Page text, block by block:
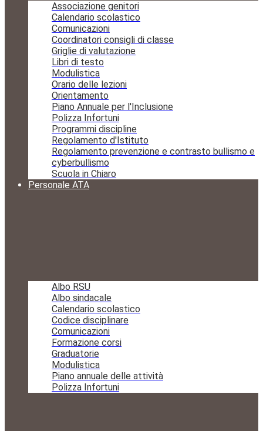
Associazione genitori
Calendario scolastico
Comunicazioni
Coordinatori consigli di classe
Griglie di valutazione
Libri di testo
Modulistica
Orario delle lezioni
Orientamento
Piano Annuale per l'Inclusione
Polizza Infortuni
Programmi discipline
Regolamento d'Istituto
Regolamento prevenzione e contrasto bullismo e
cyberbullismo
Scuola in Chiaro
Personale ATA
Albo RSU
Albo sindacale
Calendario scolastico
Codice disciplinare
Comunicazioni
Formazione corsi
Graduatorie
Modulistica
Piano annuale delle attività
Polizza Infortuni